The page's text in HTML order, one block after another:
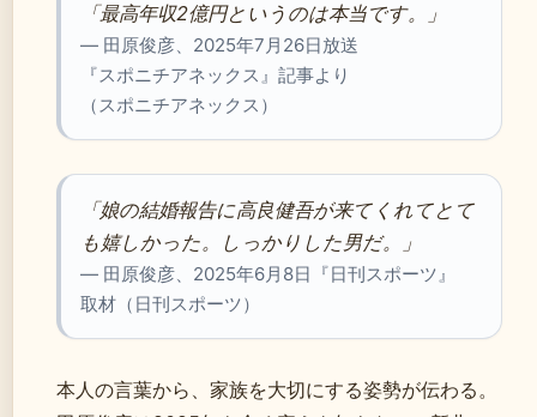
「最高年収2億円というのは本当です。」
— 田原俊彦、2025年7月26日放送
『スポニチアネックス』記事より
（スポニチアネックス）
「娘の結婚報告に高良健吾が来てくれてとて
も嬉しかった。しっかりした男だ。」
— 田原俊彦、2025年6月8日『日刊スポーツ』
取材（日刊スポーツ）
本人の言葉から、家族を大切にする姿勢が伝わる。